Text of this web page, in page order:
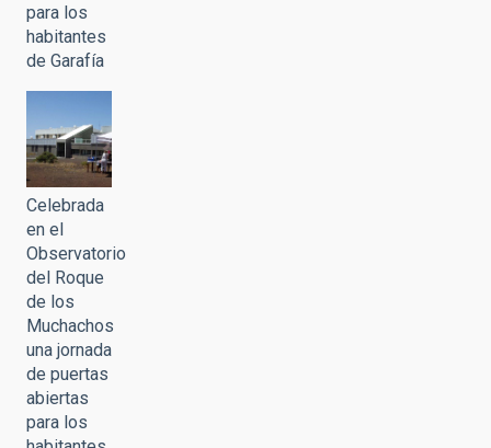
para los
habitantes
de Garafía
Celebrada
en el
Observatorio
del Roque
de los
Muchachos
una jornada
de puertas
abiertas
para los